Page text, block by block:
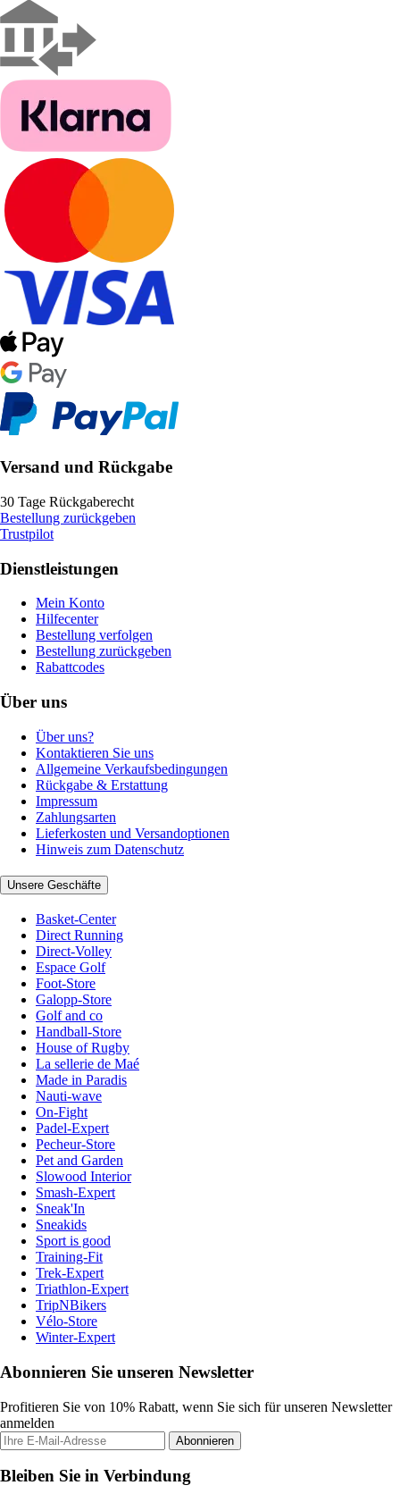
Versand und Rückgabe
30 Tage Rückgaberecht
Bestellung zurückgeben
Trustpilot
Dienstleistungen
Mein Konto
Hilfecenter
Bestellung verfolgen
Bestellung zurückgeben
Rabattcodes
Über uns
Über uns?
Kontaktieren Sie uns
Allgemeine Verkaufsbedingungen
Rückgabe & Erstattung
Impressum
Zahlungsarten
Lieferkosten und Versandoptionen
Hinweis zum Datenschutz
Unsere Geschäfte
Basket-Center
Direct Running
Direct-Volley
Espace Golf
Foot-Store
Galopp-Store
Golf and co
Handball-Store
House of Rugby
La sellerie de Maé
Made in Paradis
Nauti-wave
On-Fight
Padel-Expert
Pecheur-Store
Pet and Garden
Slowood Interior
Smash-Expert
Sneak'In
Sneakids
Sport is good
Training-Fit
Trek-Expert
Triathlon-Expert
TripNBikers
Vélo-Store
Winter-Expert
Abonnieren Sie unseren Newsletter
Profitieren Sie von 10% Rabatt, wenn Sie sich für unseren Newsletter
anmelden
Abonnieren
Bleiben Sie in Verbindung